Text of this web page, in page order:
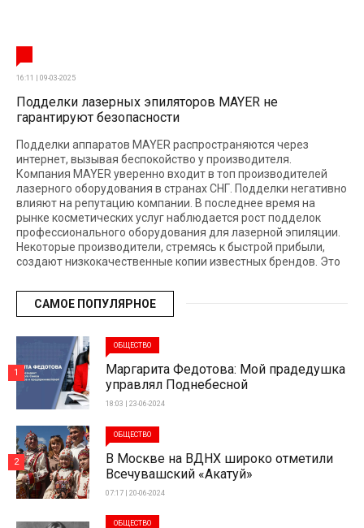
16:11 | 09-03-2025
Подделки лазерных эпиляторов MAYER не
гарантируют безопасности
Подделки аппаратов MAYER распространяются через
интернет, вызывая беспокойство у производителя.
Компания MAYER уверенно входит в топ производителей
лазерного оборудования в странах СНГ. Подделки негативно
влияют на репутацию компании. В последнее время на
рынке косметических услуг наблюдается рост подделок
профессионального оборудования для лазерной эпиляции.
Некоторые производители, стремясь к быстрой прибыли,
создают низкокачественные копии известных брендов. Это
САМОЕ ПОПУЛЯРНОЕ
ОБЩЕСТВО
Маргарита Федотова: Мой прадедушка
управлял Поднебесной
18:03 | 23-06-2024
1
ОБЩЕСТВО
В Москве на ВДНХ широко отметили
Всечувашский «Акатуй»
07:17 | 20-06-2024
2
ОБЩЕСТВО